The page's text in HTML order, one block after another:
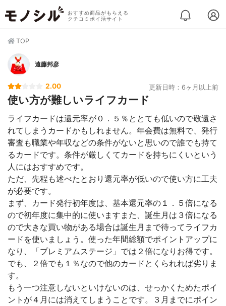
おすすめ商品がもらえる
クチコミポイ活サイト
TOP
遠藤邦彦
2.00 更新日時：6ヶ月以上前
使い方が難しいライフカード
ライフカードは還元率が０．５％ととても低いので敬遠さ
れてしまうカードかもしれません。年会費は無料で、発行
審査も職業や年収などの条件がないと思いので誰でも持て
るカードです。条件が厳しくてカードを持ちにくいという
人にはおすすめです。
ただ、先程も述べたとおり還元率が低いので使い方に工夫
が必要です。
まず、カード発行初年度は、基本還元率の１．５倍になる
ので初年度に集中的に使いますまた、誕生月は３倍になる
ので大きな買い物がある場合は誕生月まで待ってライフカ
ードを使いましょう。使った年間総額でポイントアップに
なり、「プレミアムステージ」では２倍になりお得です。
でも、２倍でも１％なので他のカードとくられれば劣りま
す。
もう一つ注意しないといけないのは、せっかくためたポイ
ントが４月には消えてしまうことです。３月までにポイン